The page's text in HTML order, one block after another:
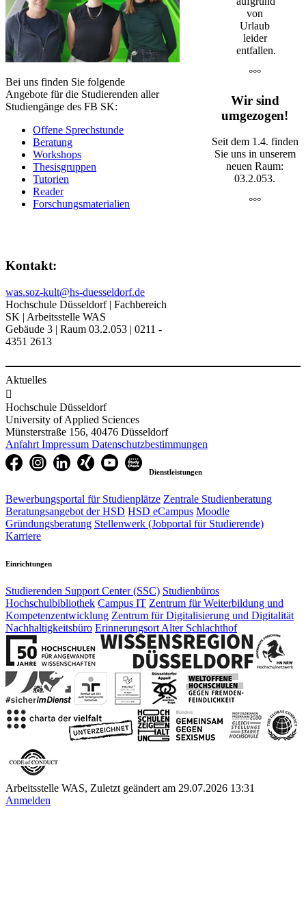
Bei uns finden Sie folgende
Angebote für die Studierenden aller
Studiengänge des FB SK:
Offene Sprechstunde
Beratung
Workshops
Thesisgruppen
Tutorien
Reader​
Forschungsmaterialien
​Kontakt:
was.soz-kult@hs-duesseldorf.de​​
Hochschule Düsseldorf | Fachbereich
SK | Arbeitsstelle WAS​
Gebäude 3 | Raum 03.2.053 | 0211 -
4351 2613
von
Urlaub
leider
entfallen.
°°°
Wir sind
umgezogen!
Seit dem 1.4. finden
Sie uns in unserem
neuen Raum:
03.2.053.
°°°
Aktuelles

Hochschule Düsseldorf
University of Applied Sciences
Münsterstraße 156, 40476 Düsseldorf
Anfahrt Impressum Datenschutzbestimmungen
Dienstleistungen
Bewerbungsportal für Studienplätze Zentrale Studienberatung
Beratungsangebot der HSD HSD eCampus Moodle
Gründungsberatung Stellenwerk (Jobportal für Studierende)
Karriere
Einrichtungen
Studierenden Support Center (SSC) Studienbüros
Hochschulbibliothek Campus IT Zentrum für Weiterbildung und
Kompetenzentwicklung Zentrum für Digitalisierung und Digitalität
Nachhaltigkeitsbüro Erinnerungsort Alter Schlachthof
Arbeitsstelle WAS, Zuletzt geändert am 29.07.2026 13:31
Anmelden